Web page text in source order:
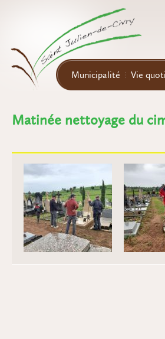
Municipalité Vie
Matinée nettoyage du